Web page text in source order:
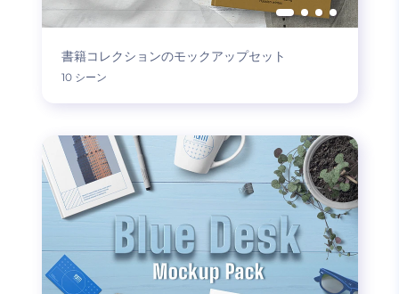
書籍コレクションのモックアップセット
10 シーン